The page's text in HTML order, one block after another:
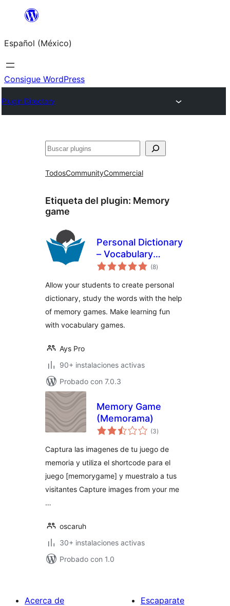
Saltar
contenido
Español (México)
Consigue WordPress
Plugin Directory
Buscar
TodosCommunityCommercial
Etiqueta del plugin: Memory
game
Personal Dictionary
– Vocabulary
Games, Memory
(8total
de
)
Allow your students to create personal
dictionary, study the words with the help
of memory games. Make learning fun
with vocabulary games.
Ays Pro
90+ instalaciones activas
Probado con 7.0.3
Memory Game
(Memorama)
(3total
de
)
Captura las imagenes de tu juego de
memoria y utiliza el shortcode para el
juego [memorygame] y muestralo a tus
visitantes Capture images from your me
…
oscaruh
30+ instalaciones activas
Probado con 1.0
Acerca de
Escaparate